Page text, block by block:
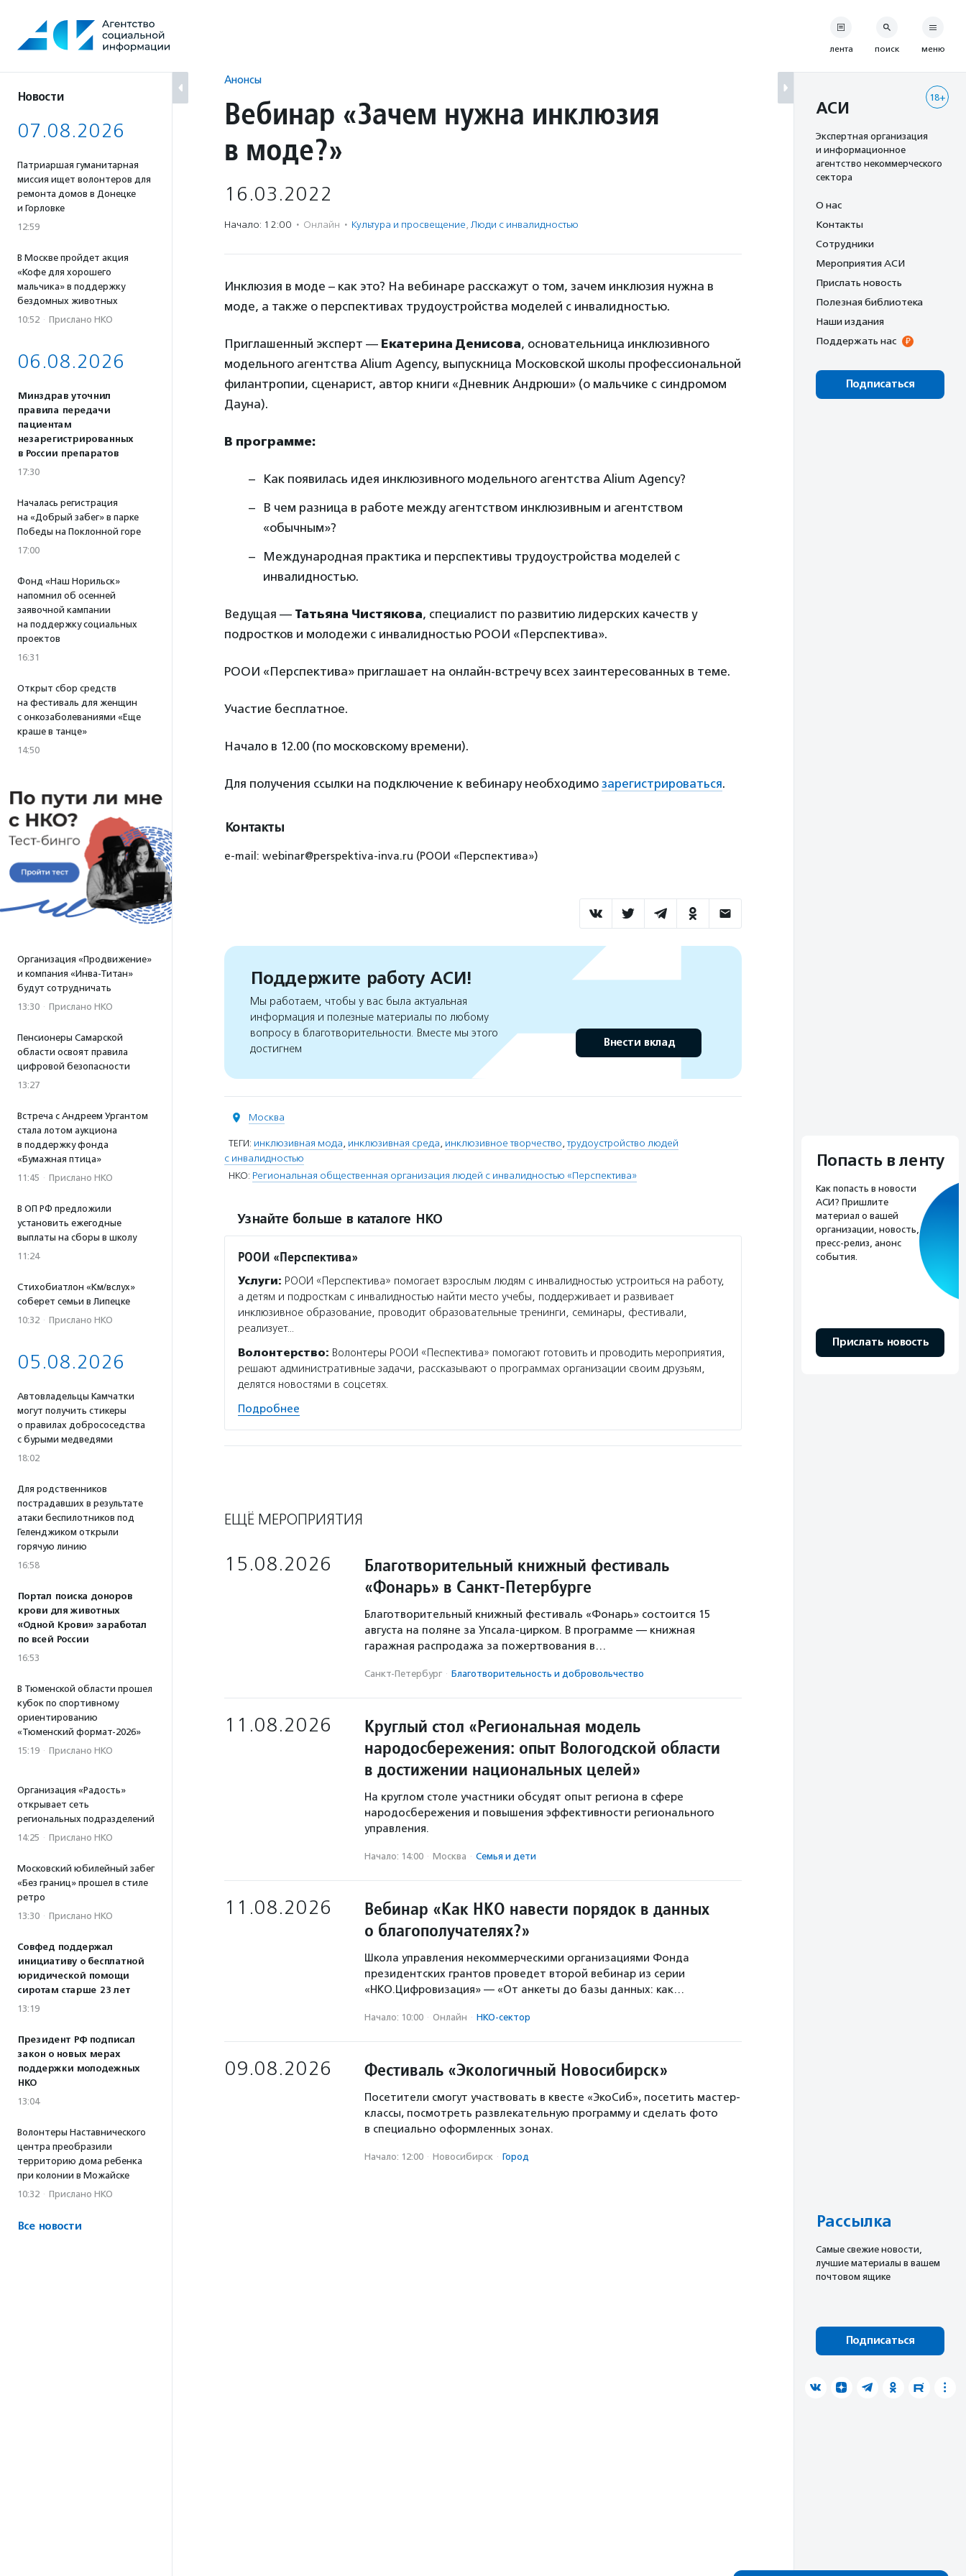
содержанию
Новости
07.08.2026
Патриаршая гуманитарная
миссия ищет волонтеров для
ремонта домов в Донецке
и Горловке
12:59
В Москве пройдет акция
«Кофе для хорошего
мальчика» в поддержку
бездомных животных
10:52 · Прислано НКО
06.08.2026
Минздрав уточнил
правила передачи
пациентам
незарегистрированных
в России препаратов
17:30
Началась регистрация
на «Добрый забег» в парке
Победы на Поклонной горе
17:00
Фонд «Наш Норильск»
напомнил об осенней
заявочной кампании
на поддержку социальных
проектов
16:31
Открыт сбор средств
на фестиваль для женщин
с онкозаболеваниями «Еще
краше в танце»
14:50
Организация «Продвижение»
и компания «Инва-Титан»
будут сотрудничать
13:30 · Прислано НКО
Пенсионеры Самарской
области освоят правила
цифровой безопасности
13:27
Встреча с Андреем Ургантом
стала лотом аукциона
в поддержку фонда
«Бумажная птица»
11:45 · Прислано НКО
В ОП РФ предложили
установить ежегодные
выплаты на сборы в школу
11:24
Стихобиатлон «Км/вслух»
соберет семьи в Липецке
10:32 · Прислано НКО
05.08.2026
Автовладельцы Камчатки
могут получить стикеры
о правилах добрососедства
с бурыми медведями
18:02
Для родственников
пострадавших в результате
атаки беспилотников под
Геленджиком открыли
горячую линию
16:58
Портал поиска доноров
крови для животных
«Одной Крови» заработал
по всей России
16:53
В Тюменской области прошел
кубок по спортивному
ориентированию
«Тюменский формат-2026»
15:19 · Прислано НКО
Организация «Радость»
открывает сеть
региональных подразделений
14:25 · Прислано НКО
Московский юбилейный забег
«Без границ» прошел в стиле
ретро
13:30 · Прислано НКО
Совфед поддержал
инициативу о бесплатной
юридической помощи
сиротам старше 23 лет
13:19
Президент РФ подписал
закон о новых мерах
поддержки молодежных
НКО
13:04
Волонтеры Наставнического
центра преобразили
территорию дома ребенка
при колонии в Можайске
10:32 · Прислано НКО
Все новости
Анонсы
Вебинар «Зачем нужна инклюзия
в моде?»
16.03.2022
Начало: 12:00 · Онлайн · Культура и просвещение, Люди с инвалидностью
Инклюзия в моде – как это? На вебинаре расскажут о том, зачем инклюзия нужна в
моде, а также о перспективах трудоустройства моделей с инвалидностью.
Приглашенный эксперт — Екатерина Денисова, основательница инклюзивного
модельного агентства Alium Agency, выпускница Московской школы профессиональной
филантропии, сценарист, автор книги «Дневник Андрюши» (о мальчике с синдромом
Дауна).
В программе:
Как появилась идея инклюзивного модельного агентства Alium Agency?
В чем разница в работе между агентством инклюзивным и агентством
«обычным»?
Международная практика и перспективы трудоустройства моделей с
инвалидностью.
Ведущая — Татьяна Чистякова, специалист по развитию лидерских качеств у
подростков и молодежи с инвалидностью РООИ «Перспектива».
РООИ «Перспектива» приглашает на онлайн-встречу всех заинтересованных в теме.
Участие бесплатное.
Начало в 12.00 (по московскому времени).
Для получения ссылки на подключение к вебинару необходимо зарегистрироваться.
Контакты
e-mail: webinar@perspektiva-inva.ru (РООИ «Перспектива»)
Поддержите работу АСИ!
Мы работаем, чтобы у вас была актуальная
информация и полезные материалы по любому
вопросу в благотворительности. Вместе мы этого
достигнем
Внести вклад
Москва
ТЕГИ: инклюзивная мода, инклюзивная среда, инклюзивное творчество,трудоустройство людей
с инвалидностью
НКО: Региональная общественная организация людей с инвалидностью «Перспектива»
Узнайте больше в каталоге НКО
РООИ «Перспектива»
Услуги: РООИ «Перспектива» помогает взрослым людям с инвалидностью устроиться на работу,
а детям и подросткам с инвалидностью найти место учебы, поддерживает и развивает
инклюзивное образование, проводит образовательные тренинги, семинары, фестивали,
реализует…
Волонтерство: Волонтеры РООИ «Песпектива» помогают готовить и проводить мероприятия,
решают административные задачи, рассказывают о программах организации своим друзьям,
делятся новостями в соцсетях.
Подробнее
ЕЩЁ МЕРОПРИЯТИЯ
15.08.2026
Благотворительный книжный фестиваль
«Фонарь» в Санкт-Петербурге
Благотворительный книжный фестиваль «Фонарь» состоится 15
августа на поляне за Упсала-цирком. В программе — книжная
гаражная распродажа за пожертвования в…
Санкт-Петербург · Благотвори­тель­ность и доброволь­чест­во
11.08.2026
Круглый стол «Региональная модель
народосбережения: опыт Вологодской области
в достижении национальных целей»
На круглом столе участники обсудят опыт региона в сфере
народосбережения и повышения эффективности регионального
управления.
Начало: 14:00 · Москва · Семья и дети
11.08.2026
Вебинар «Как НКО навести порядок в данных
о благополучателях?»
Школа управления некоммерческими организациями Фонда
президентских грантов проведет второй вебинар из серии
«НКО.Цифровизация» — «От анкеты до базы данных: как…
Начало: 10:00 · Онлайн · НКО-сектор
09.08.2026 Фестиваль «Экологичный Новосибирск»
Посетители смогут участвовать в квесте «ЭкоСиб», посетить мастер-
классы, посмотреть развлекательную программу и сделать фото
в специально оформленных зонах.
Начало: 12:00 · Новосибирск · Город
лента поиск меню
18+
АСИ
Экспертная организация
и информационное
агентство некоммерческого
сектора
О нас
Контакты
Сотрудники
Мероприятия АСИ
Прислать новость
Полезная библиотека
Наши издания
Поддержать нас
Подписаться
Попасть в ленту
Как попасть в новости
АСИ? Пришлите
материал о вашей
организации, новость,
пресс-релиз, анонс
события.
Прислать новость
Рассылка
Cамые свежие новости,
лучшие материалы в вашем
почтовом ящике
Подписаться